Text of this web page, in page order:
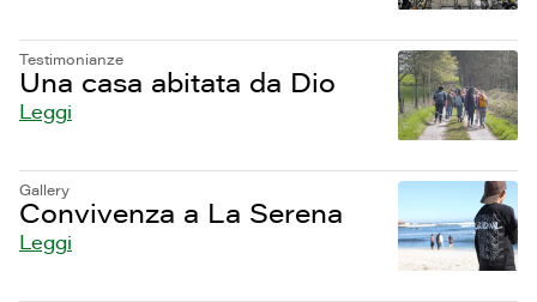
Testimonianze
Una casa abitata da Dio
Leggi
Gallery
Convivenza a La Serena
Leggi